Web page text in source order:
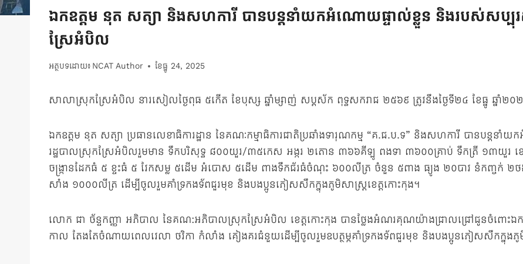
ឯកឧត្តម នុត សត្យា និងសហការី បានបន្តនាំយកអំណោយផ្ទាល់ខ្លួន និងរបស់សប្បុ
ស្រែអំបិល
អត្ថបទដោយ៖ NCAT Author ខែ​ធ្នូ 24, 2025
សាលាស្រុកស្រែអំបិល នារសៀលថ្ងៃពុធ ៥កើត ខែបុស្ស ឆ្នាំម្សាញ់ សប្តស័ក ពុទ្ធសករាជ ២៥៦៩ ត្រូវនឹងថ្ងៃទី២៤ ខែធ្នូ ឆ្នាំ២០
ឯកឧត្តម នុត សត្យា ប្រធានលេខាធិការដ្ឋាន នៃគណៈកម្មាធិការជាតិប្រឆាំងទារុណកម្ម “គ.ជ.ប.ទ” និងសហការី បានបន្ត
រដ្ឋបាលស្រុកស្រែអំបិលរួមមាន ទឹកបរិសុទ្ធ ៨០០យួរ/៣៥កេស អង្ករ ២តោន ៣៦៦គីឡូ ពងទា ៣៦០០គ្រាប់ ទឹកត្រី ១៣យួរ
ចង្ក្រានដែកធំ ៥ ខ្ទះធំ ៥ វែកសម្ល ៥ដើម អំបោស ៥ដើម ពាងទឹកជ័រធំចំណុះ ៦០០លីត្រ ចំនួន ៥ពាង ធ្យូង ២០បាវ នំ​កញ្ចក់​
សាំង ១០០០លីត្រ ដើម្បីចូលរួមគាំទ្រកងទ័ពជួរមុខ និងបងប្អូនភៀសសឹកក្នុងភូមិសាស្ត្រខេត្តកោះកុង។
លោក ជា ច័ន្ទកញ្ញា អភិបាល នៃគណ:អភិបាលស្រុកស្រែអំបិល ខេត្តកោះកុង បានថ្លែងអំណរគុណយ៉ាងជ្រាលជ្រៅជូនចំពោះឯកឧ
កាល តែងតែចំណាយពេលវេលា ថវិកា កំលាំង គៀងគរជំនួយដេីម្បីចូលរួមឧបត្ថម្ភគាំទ្រកងទ័ពជួរមុខ និងបងប្អូនភៀសសឹកក្នុងភូមិ